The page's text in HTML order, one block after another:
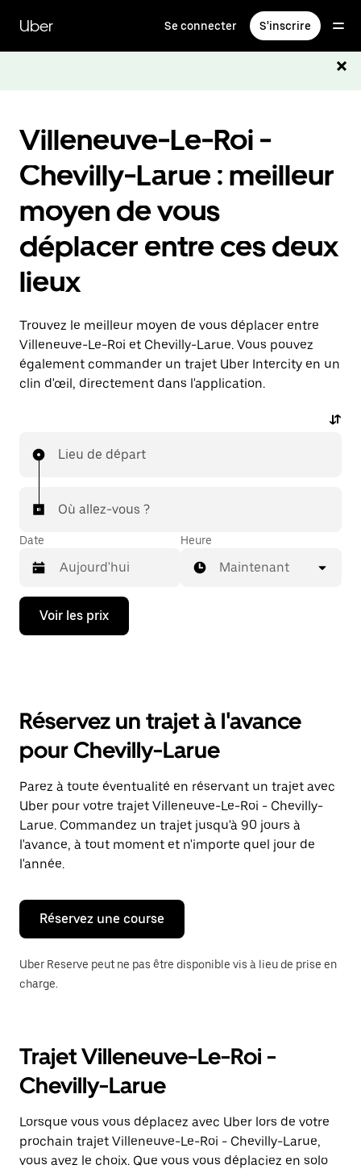
contenu
principal
Uber Se connecter S'inscrire
Villeneuve-Le-Roi -
Chevilly-Larue : meilleur
moyen de vous
déplacer entre ces deux
lieux
Trouvez le meilleur moyen de vous déplacer entre
Villeneuve-Le-Roi et Chevilly-Larue. Vous pouvez
également commander un trajet Uber Intercity en un
clin d'œil, directement dans l'application.
Lieu de départ
Où allez-vous ?
Date
Appuyez
la
ouvrir
calendrier
et
sélectionner
une
date.
Appuyez
sur
la
touche
pour
fermer
calendrier.
Heure
Maintenant
Voir les prix
Réservez un trajet à l'avance
pour Chevilly-Larue
Parez à toute éventualité en réservant un trajet avec
Uber pour votre trajet Villeneuve-Le-Roi - Chevilly-
Larue. Commandez un trajet jusqu'à 90 jours à
l'avance, à tout moment et n'importe quel jour de
l'année.
Réservez une course
Uber Reserve peut ne pas être disponible vis à lieu de prise en
charge.
Trajet Villeneuve-Le-Roi -
Chevilly-Larue
Lorsque vous vous déplacez avec Uber lors de votre
prochain trajet Villeneuve-Le-Roi - Chevilly-Larue,
vous avez le choix. Que vous vous déplaciez en solo